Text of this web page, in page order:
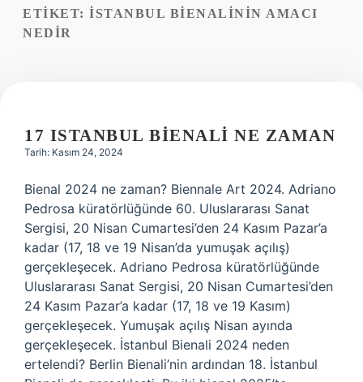
Yasal Uyarı
ETIKET: İSTANBUL BIENALININ AMACI
NEDIR
17 ISTANBUL BIENALI NE ZAMAN
Tarih: Kasım 24, 2024
Bienal 2024 ne zaman? Biennale Art 2024. Adriano
Pedrosa küratörlüğünde 60. Uluslararası Sanat
Sergisi, 20 Nisan Cumartesi’den 24 Kasım Pazar’a
kadar (17, 18 ve 19 Nisan’da yumuşak açılış)
gerçekleşecek. Adriano Pedrosa küratörlüğünde
Uluslararası Sanat Sergisi, 20 Nisan Cumartesi’den
24 Kasım Pazar’a kadar (17, 18 ve 19 Kasım)
gerçekleşecek. Yumuşak açılış Nisan ayında
gerçekleşecek. İstanbul Bienali 2024 neden
ertelendi? Berlin Bienali’nin ardından 18. İstanbul